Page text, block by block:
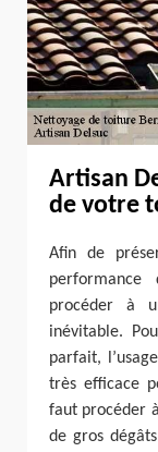
Artisan
de votre
Afin de
procéder à
inévitable.
parfait,
très efficace
faut procéder
de gros